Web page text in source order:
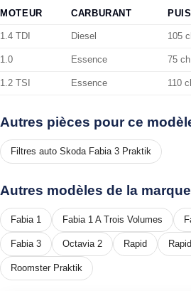
MOTEUR CARBURANT
1.4 TDI Diesel 105
1.0 Essence 75 ch
1.2 TSI Essence 110
Autres pièces pour ce
Filtres auto Skoda Fabia 3 Praktik
Autres modèles de la marque
Fabia 1 Fabia 1 A Trois Volumes
Fabia 3 Octavia 2 Rapid
Roomster Praktik